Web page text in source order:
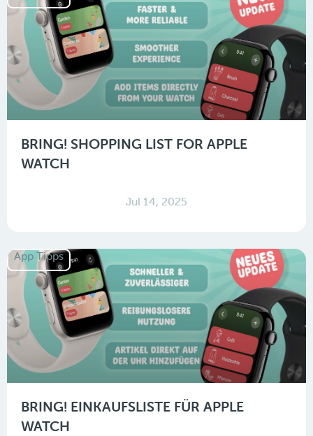
BRING! SHOPPING LIST FOR APPLE
WATCH
Jul 14, 2025
App Tipps
BRING! EINKAUFSLISTE FÜR APPLE
WATCH